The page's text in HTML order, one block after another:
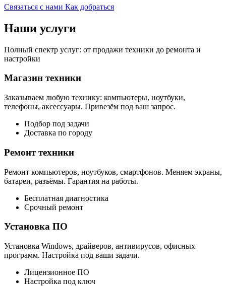
Связаться с нами Как добраться
Наши услуги
Полный спектр услуг: от продажи техники до ремонта и
настройки
Магазин техники
Заказываем любую технику: компьютеры, ноутбуки,
телефоны, аксессуары. Привезём под ваш запрос.
Подбор под задачи
Доставка по городу
Ремонт техники
Ремонт компьютеров, ноутбуков, смартфонов. Меняем экраны,
батареи, разъёмы. Гарантия на работы.
Бесплатная диагностика
Срочный ремонт
Установка ПО
Установка Windows, драйверов, антивирусов, офисных
программ. Настройка под ваши задачи.
Лицензионное ПО
Настройка под ключ